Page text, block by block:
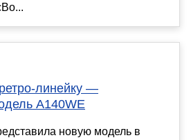
линейку —
A140WE
новую модель в